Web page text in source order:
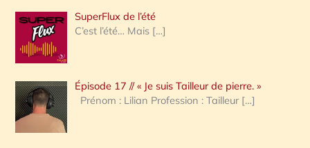
e
r
c
h
e
SuperFlux de l’été
C’est l’été… Mais […]
Épisode 17 // « Je suis Tailleur de pierre. »
Prénom : Lilian Profession : Tailleur […]